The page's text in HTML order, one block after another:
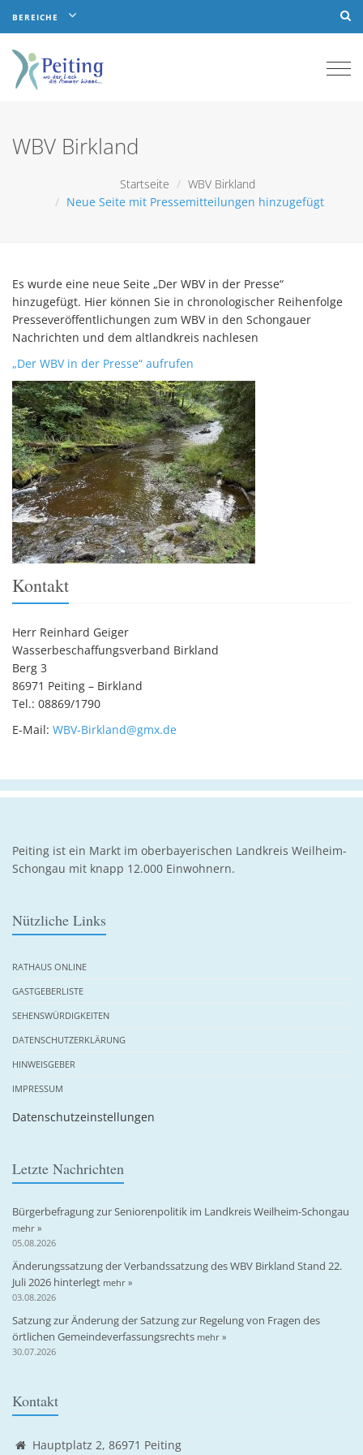
BEREICHE
WBV Birkland
Startseite
WBV Birkland
Neue Seite mit Pressemitteilungen hinzugefügt
Es wurde eine neue Seite „Der WBV in der Presse“
hinzugefügt. Hier können Sie in chronologischer Reihenfolge
Presseveröffentlichungen zum WBV in den Schongauer
Nachrichten und dem altlandkreis nachlesen
„Der WBV in der Presse“ aufrufen
Kontakt
Herr Reinhard Geiger
Wasserbeschaffungsverband Birkland
Berg 3
86971 Peiting – Birkland
Tel.: 08869/1790
E-Mail: WBV-Birkland@gmx.de
Peiting ist ein Markt im oberbayerischen Landkreis Weilheim-
Schongau mit knapp 12.000 Einwohnern.
Nützliche Links
RATHAUS ONLINE
GASTGEBERLISTE
SEHENSWÜRDIGKEITEN
DATENSCHUTZERKLÄRUNG
HINWEISGEBER
IMPRESSUM
Datenschutzeinstellungen
Letzte Nachrichten
Bürgerbefragung zur Seniorenpolitik im Landkreis Weilheim-Schongau
mehr »
05.08.2026
Änderungssatzung der Verbandssatzung des WBV Birkland Stand 22.
Juli 2026 hinterlegt mehr »
03.08.2026
Satzung zur Änderung der Satzung zur Regelung von Fragen des
örtlichen Gemeindeverfassungsrechts mehr »
30.07.2026
Kontakt
Hauptplatz 2, 86971 Peiting